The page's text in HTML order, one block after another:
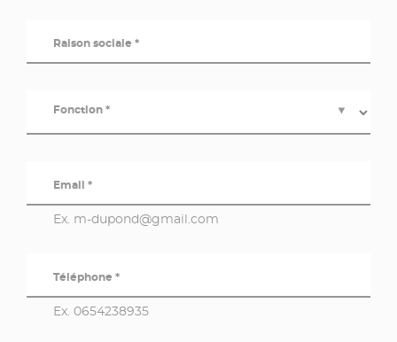
Raison sociale *
Fonction * ▼
Email *
Ex. m-dupond@gmail.com
Téléphone *
Ex. 0654238935